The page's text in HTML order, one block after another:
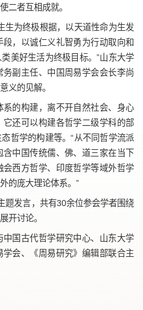
二者互相成就。
生为终极根据，以天道性命为生发
，以诚仁义礼智勇为行动取向和
美好生活为终极目标。”山东大学
副主任、中国周易学会会长李尚
义的见解。
的构建，离不开自然社会、身心
还可以构建各哲学二级学科的部
哲学的构建等。“从不同哲学流派
中国传统儒、佛、道三家在当下
西方哲学、印度哲学等域外哲学
的庞大理论体系。”
题发言，共有30余位参会学者围绕
开讨论。
国古代哲学研究中心、山东大学
会、《周易研究》编辑部联合主